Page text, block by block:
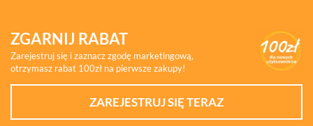
ZGARNIJ RABAT
Zarejestruj się i zaznacz zgodę marketingową,
otrzymasz rabat 100zł na pierwsze zakupy!
ZAREJESTRUJ SIĘ TERAZ